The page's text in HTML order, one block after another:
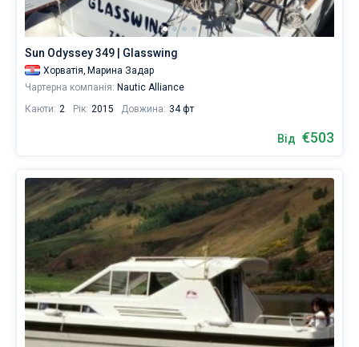
Sun Odyssey 349 | Glasswing
Хорватія, Марина Задар
Чартерна компанія: Nautic Alliance
Каюти: 2 Рік: 2015 Довжина: 34 фт
Від €503